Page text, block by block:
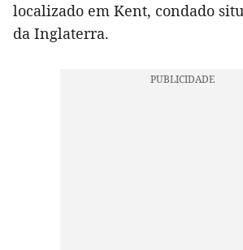
localizado em Kent, condado
da Inglaterra.